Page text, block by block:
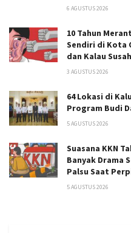
6 AGUSTUS 2026
10 Tahun
Sendiri di Kota
dan Kalau
3 AGUSTUS 2026
64 Lokasi di
Program Budi
5 AGUSTUS 2026
Suasana KKN
Banyak Drama
Palsu Saat
5 AGUSTUS 2026